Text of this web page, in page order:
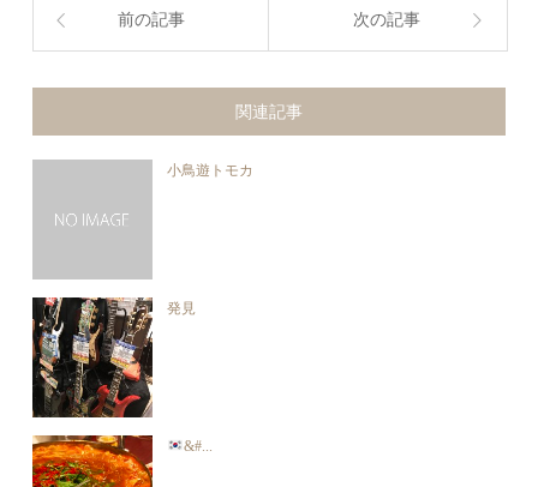
前の記事 次の記事
関連記事
小鳥遊トモカ
発見
&#...